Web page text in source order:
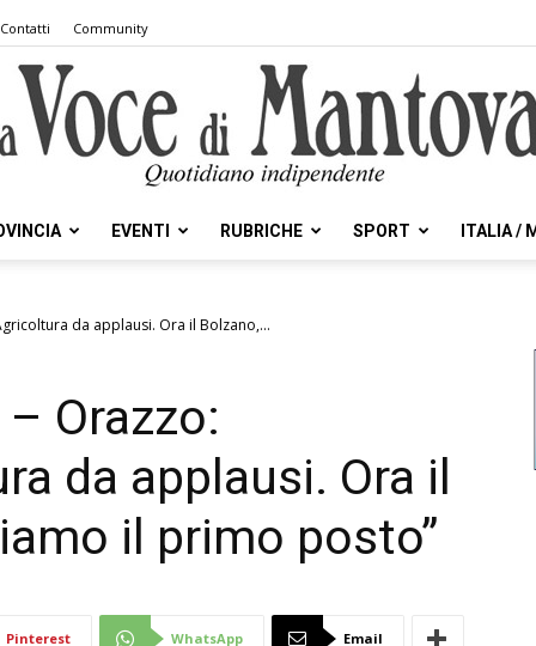
Contatti Community
EVENTI RUBRICHE SPORT ITALIA /
da applausi. Ora il Bolzano,...
Orazzo:
da applausi. Ora il
il primo posto”
Pinterest WhatsApp Email